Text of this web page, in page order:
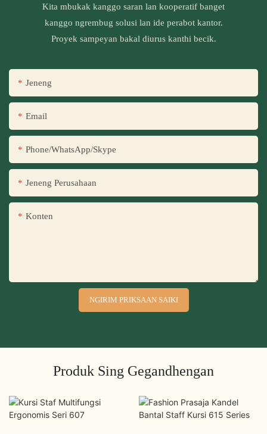
Kita mbukak kanggo saran lan kooperatif banget
kanggo ngrembug solusi lan ide perabot kantor.
Proyek sampeyan bakal diurus kanthi becik.
Jeneng
Email
Phone/WhatsApp/Skype
Jeneng Perusahaan
Konten
NGIRIM PRIKSAAN SAIKI
Produk Sing Gegandhengan